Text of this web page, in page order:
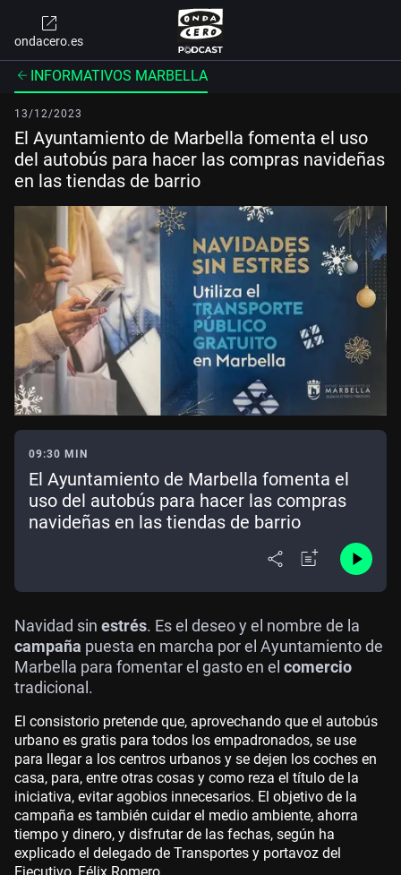
ondacero.es
INFORMATIVOS MARBELLA
13/12/2023
El Ayuntamiento de Marbella fomenta el uso
del autobús para hacer las compras navideñas
en las tiendas de barrio
09:30 MIN
El Ayuntamiento de Marbella fomenta el
uso del autobús para hacer las compras
navideñas en las tiendas de barrio
Navidad sin estrés. Es el deseo y el nombre de la
campaña puesta en marcha por el Ayuntamiento de
Marbella para fomentar el gasto en el comercio
tradicional.
El consistorio pretende que, aprovechando que el autobús
urbano es gratis para todos los empadronados, se use
para llegar a los centros urbanos y se dejen los coches en
casa, para, entre otras cosas y como reza el título de la
iniciativa, evitar agobios innecesarios. El objetivo de la
campaña es también cuidar el medio ambiente, ahorra
tiempo y dinero, y disfrutar de las fechas, según ha
explicado el delegado de Transportes y portavoz del